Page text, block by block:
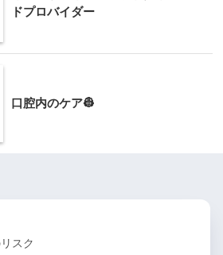
ドプロバイダー
口腔内のケア👷
スク